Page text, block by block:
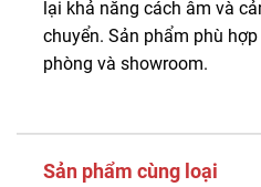
lại khả năng cách âm và
chuyển. Sản phẩm phù
phòng và showroom.
Sản phẩm cùng loại